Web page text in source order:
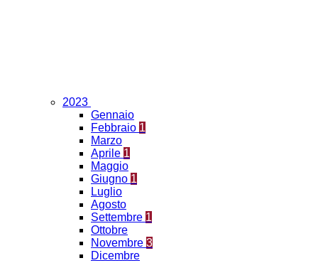
2023
Gennaio
Febbraio 1
Marzo
Aprile 1
Maggio
Giugno 1
Luglio
Agosto
Settembre 1
Ottobre
Novembre 3
Dicembre